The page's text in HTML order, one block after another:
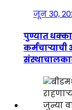
जून 30,
पुण्यात